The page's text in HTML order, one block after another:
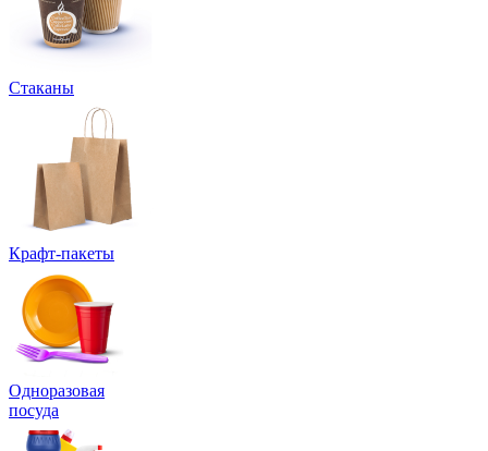
Стаканы
Крафт-пакеты
Одноразовая
посуда